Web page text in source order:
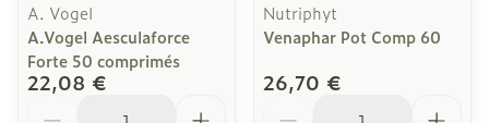
A. Vogel
A.Vogel Aesculaforce
Forte 50 comprimés
22,08 €
Nutriphyt
Venaphar Pot Comp 60
26,70 €